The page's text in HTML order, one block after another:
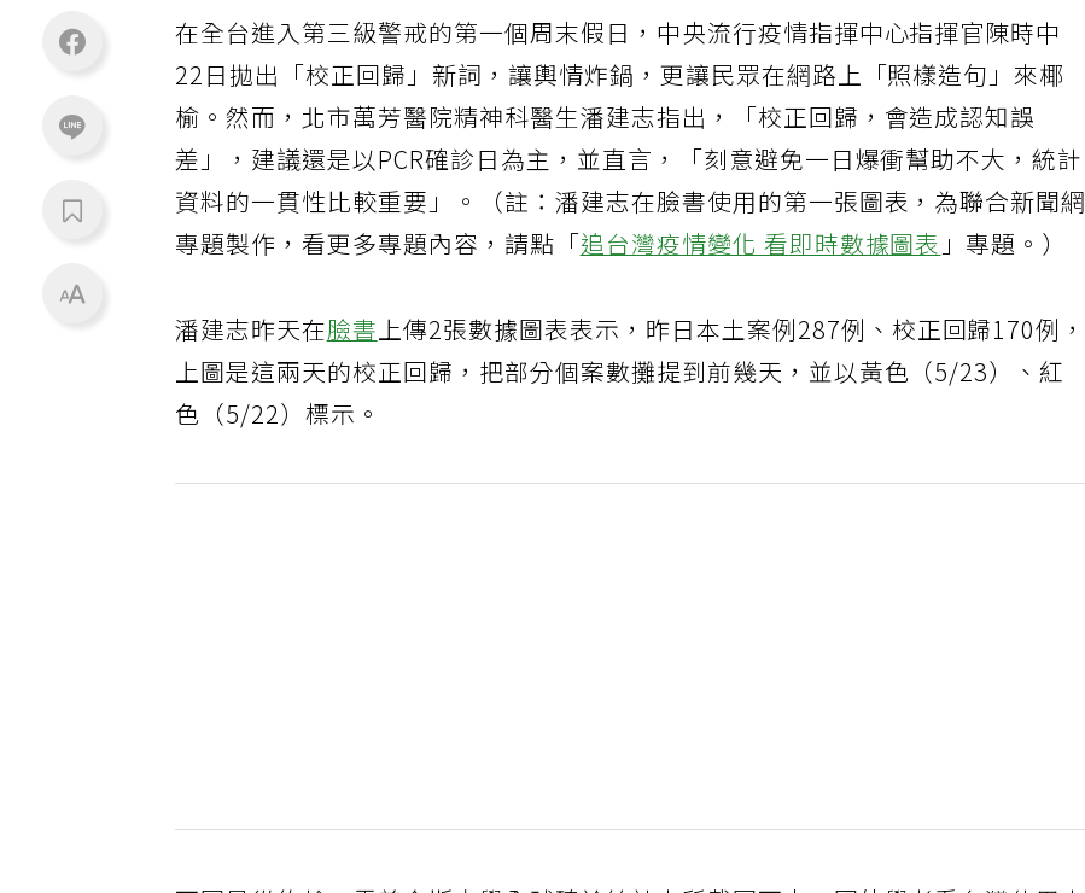
在全台進入第三級警戒的第一個周末假日，中央流行疫情指揮中心指揮官陳時中
22日拋出「校正回歸」新詞，讓輿情炸鍋，更讓民眾在網路上「照樣造句」來椰
榆。然而，北市萬芳醫院精神科醫生潘建志指出，「校正回歸，會造成認知誤
差」，建議還是以PCR確診日為主，並直言，「刻意避免一日爆衝幫助不大，統計
資料的一貫性比較重要」。（註：潘建志在臉書使用的第一張圖表，為聯合新聞網
專題製作，看更多專題內容，請點「追台灣疫情變化 看即時數據圖表」專題。）
潘建志昨天在臉書上傳2張數據圖表表示，昨日本土案例287例、校正回歸170例，
上圖是這兩天的校正回歸，把部分個案數攤提到前幾天，並以黃色（5/23）、紅
色（5/22）標示。